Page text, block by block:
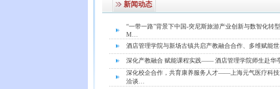
新闻动态
“一带一路”背景下中国-突尼斯旅游产业创新与数智化
M…
酒店管理学院与新场古镇共启产教融合合作、多维赋能
深化产教融合 赋能课程实践—— 酒店管理学院师生赴华
深化校企合作，共育康养服务人才——上海元气医疗科
洽谈…